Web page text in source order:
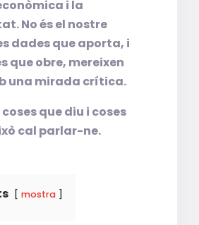
i la
No és el nostre
dades que aporta, i
que obre, mereixen
una mirada crítica.
que diu i coses
cal parlar-ne.
mostra